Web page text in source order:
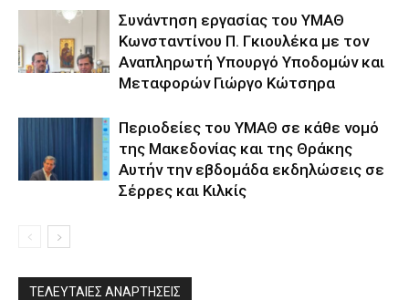
Συνάντηση εργασίας του ΥΜΑΘ
Κωνσταντίνου Π. Γκιουλέκα με τον
Αναπληρωτή Υπουργό Υποδομών και
Μεταφορών Γιώργο Κώτσηρα
Περιοδείες του ΥΜΑΘ σε κάθε νομό
της Μακεδονίας και της Θράκης
Αυτήν την εβδομάδα εκδηλώσεις σε
Σέρρες και Κιλκίς
ΤΕΛΕΥΤΑΙΕΣ ΑΝΑΡΤΗΣΕΙΣ